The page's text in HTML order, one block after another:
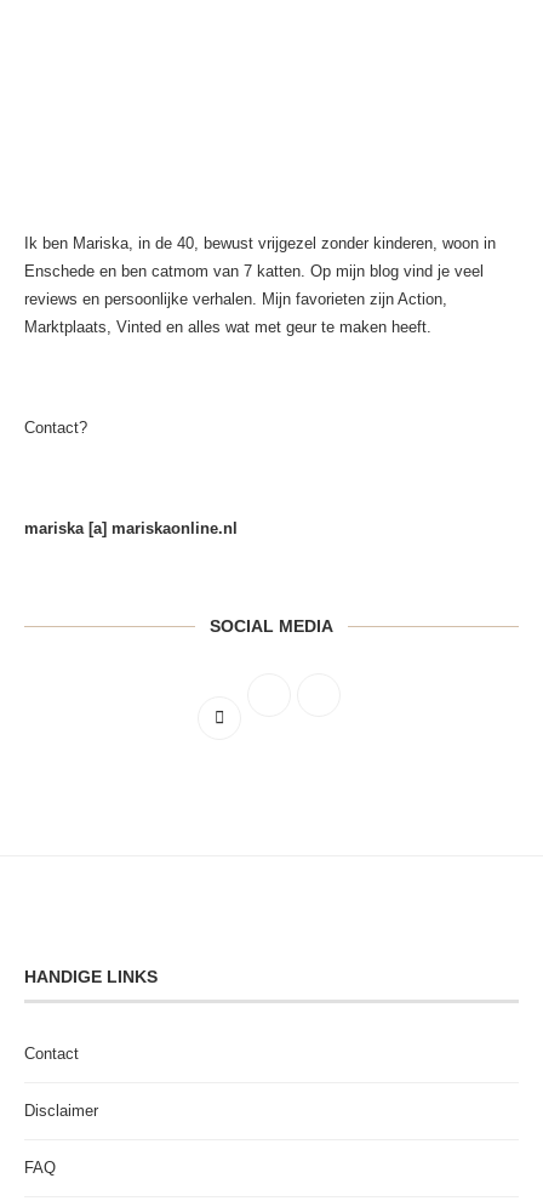
Ik ben Mariska, in de 40, bewust vrijgezel zonder kinderen, woon in
Enschede en ben catmom van 7 katten. Op mijn blog vind je veel
reviews en persoonlijke verhalen. Mijn favorieten zijn Action,
Marktplaats, Vinted en alles wat met geur te maken heeft.
Contact?
mariska [a] mariskaonline.nl
SOCIAL MEDIA
HANDIGE LINKS
Contact
Disclaimer
FAQ